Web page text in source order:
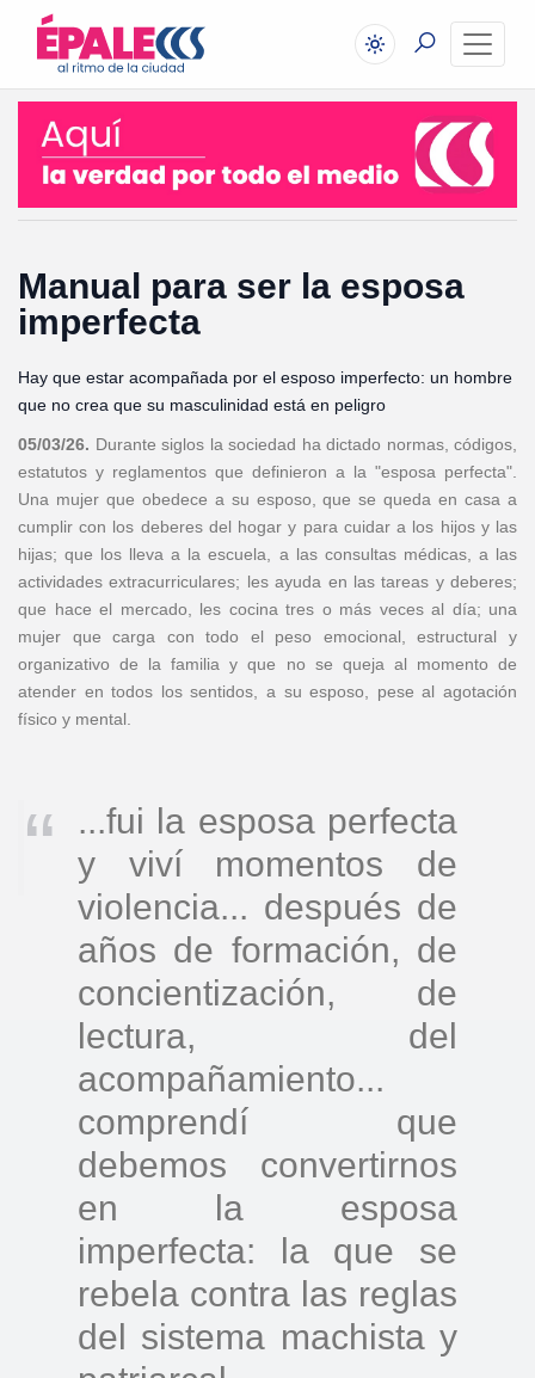
Manual para ser la esposa
imperfecta
Hay que estar acompañada por el esposo imperfecto: un hombre
que no crea que su masculinidad está en peligro
05/03/26. Durante siglos la sociedad ha dictado normas, códigos,
estatutos y reglamentos que definieron a la "esposa perfecta".
Una mujer que obedece a su esposo, que se queda en casa a
cumplir con los deberes del hogar y para cuidar a los hijos y las
hijas; que los lleva a la escuela, a las consultas médicas, a las
actividades extracurriculares; les ayuda en las tareas y deberes;
que hace el mercado, les cocina tres o más veces al día; una
mujer que carga con todo el peso emocional, estructural y
organizativo de la familia y que no se queja al momento de
atender en todos los sentidos, a su esposo, pese al agotación
físico y mental.
...fui la esposa perfecta
y viví momentos de
violencia... después de
años de formación, de
concientización, de
lectura, del
acompañamiento...
comprendí que
debemos convertirnos
en la esposa
imperfecta: la que se
rebela contra las reglas
del sistema machista y